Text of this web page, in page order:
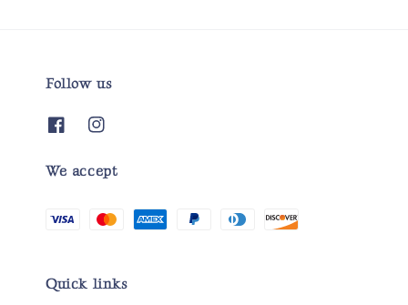
Follow us
We accept
Quick links